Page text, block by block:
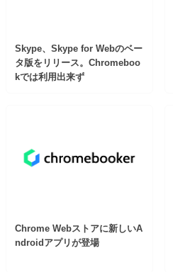
Skype、Skype for Webのベー
タ版をリリース。Chromeboo
kでは利用出来ず
Chrome Webストアに新しいA
ndroidアプリが登場